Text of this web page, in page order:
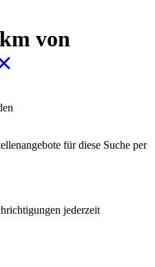
von
für diese Suche per
jederzeit